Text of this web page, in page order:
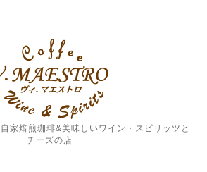
家焙煎珈琲&美味しいワイン・スピリッツと
チーズの店